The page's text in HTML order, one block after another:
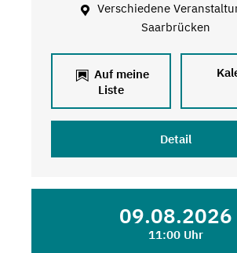
Verschiedene
Saarbrücken
Auf meine
Liste
Detail
09.08.2026
11:00 Uhr